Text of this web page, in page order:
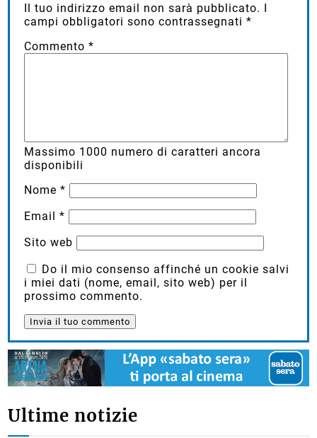
Il tuo indirizzo email non sarà pubblicato. I
campi obbligatori sono contrassegnati*
Commento*
Massimo 1000 numero di caratteri ancora
disponibili
Nome*
Email*
Sito web
Do il mio consenso affinché un cookie salvi
i miei dati (nome, email, sito web) per il
prossimo commento.
Ultime notizie